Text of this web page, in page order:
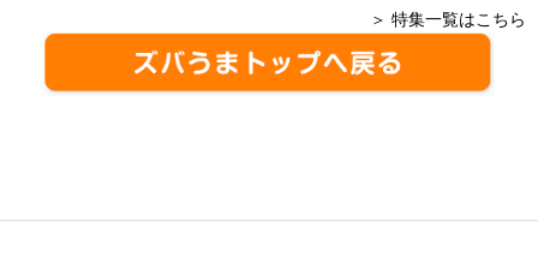
＞ 特集一覧はこちら